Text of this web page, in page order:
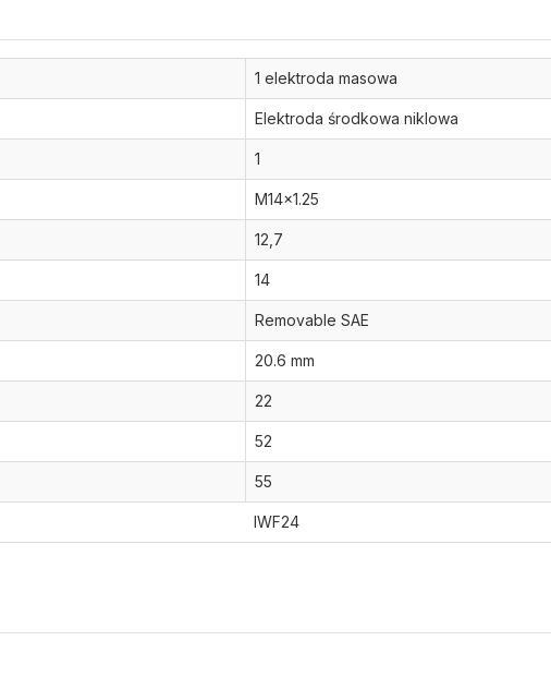
1 elektroda masowa
Elektroda środkowa niklowa
1
M14x1.25
12,7
14
Removable SAE
20.6 mm
22
52
55
IWF24